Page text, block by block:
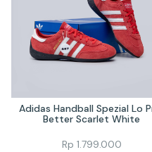
Adidas Handball Spezial Lo
Better Scarlet White
Rp 1.799.000